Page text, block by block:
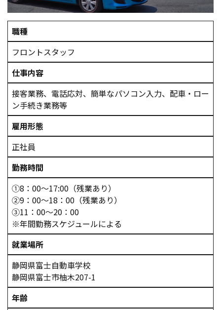
職種
フロントスタッフ
仕事内容
接客業務、電話応対、簡単なパソコン入力、配車・ロー
ン手続き業務等
雇用形態
正社員
勤務時間
①8：00～17:00（残業あり）
②9：00～18：00（残業あり）
③11：00～20：00
※年間勤務スケジュールによる
就業場所
静岡県富士自動車学校
静岡県富士市柚木207-1
年齢